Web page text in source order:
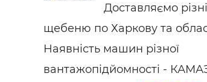
Доставляємо
щебеню по Харкову та
Наявність машин різної
вантажопідйомності -